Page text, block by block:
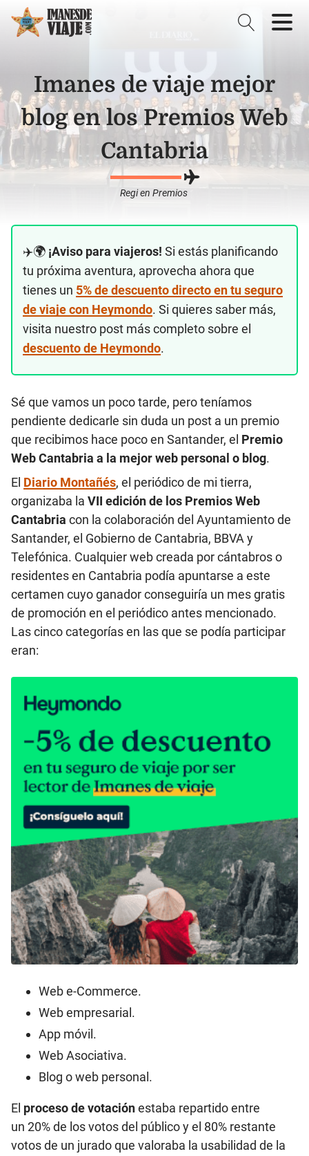
Imanes de viaje mejor
blog en los Premios Web
Cantabria
Regien Premios
✈️🌍 ¡Aviso para viajeros! Si estás planificando
tu próxima aventura, aprovecha ahora que
tienes un 5% de descuento directo en tu seguro
de viaje con Heymondo. Si quieres saber más,
visita nuestro post más completo sobre el
descuento de Heymondo.
Sé que vamos un poco tarde, pero teníamos
pendiente dedicarle sin duda un post a un premio
que recibimos hace poco en Santander, el Premio
Web Cantabria a la mejor web personal o blog.
El Diario Montañés, el periódico de mi tierra,
organizaba la VII edición de los Premios Web
Cantabria con la colaboración del Ayuntamiento de
Santander, el Gobierno de Cantabria, BBVA y
Telefónica. Cualquier web creada por cántabros o
residentes en Cantabria podía apuntarse a este
certamen cuyo ganador conseguiría un mes gratis
de promoción en el periódico antes mencionado.
Las cinco categorías en las que se podía participar
eran:
Web e-Commerce.
Web empresarial.
App móvil.
Web Asociativa.
Blog o web personal.
El proceso de votaciónestaba repartido entre
un 20% de los votos del público y el 80% restante
votos de un jurado que valoraba la usabilidad de la